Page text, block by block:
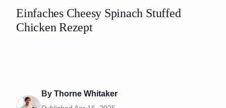
Einfaches Cheesy Spinach Stuffed
Chicken Rezept
By Thorne Whitaker